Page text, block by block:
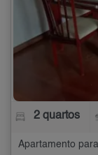
2 quartos